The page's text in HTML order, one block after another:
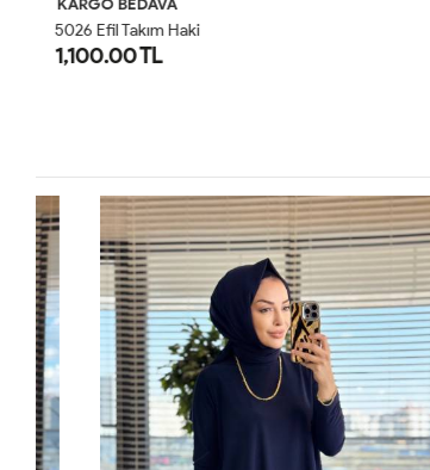
KARGO BEDAVA
5026 Efil Takım Haki
1,100.00 TL